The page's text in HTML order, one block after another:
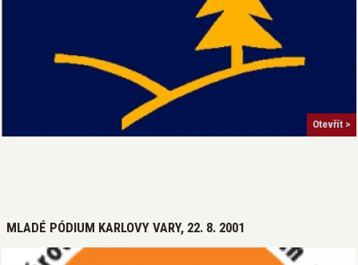
Otevřít >
MLADÉ PÓDIUM KARLOVY VARY, 22. 8. 2001